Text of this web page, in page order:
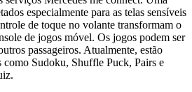
especialmente para as telas sensíveis
de toque no volante transformam o
de jogos móvel. Os jogos podem ser
passageiros. Atualmente, estão
como Sudoku, Shuffle Puck, Pairs e